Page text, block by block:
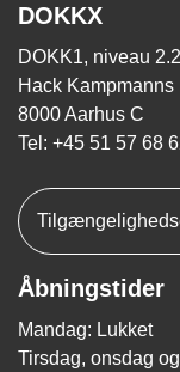
DOKKX
DOKK1, niveau 2.2
Hack Kampmanns
8000 Aarhus C
Tel: +45 51 57 68
Åbningstider
Mandag: Lukket
Tirsdag, onsdag